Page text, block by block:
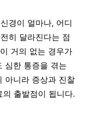
경이 얼마나, 어디
히 달라진다는 점
거의 없는 경우가
심한 통증을 겪는
아니라 증상과 진찰
출발점이 됩니다.